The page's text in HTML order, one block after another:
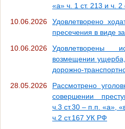
«а» ч. 1 ст. 213 и ч.
10.06.2026
Удовлетворено
пресечения в виде
10.06.2026
Удовлетворены
возмещении ущерба,
дорожно-
28.05.2026
Рассмотрено
совершении
ч.3 ст.30 – п.п. «а»,
ч.2 ст.167 УК РФ